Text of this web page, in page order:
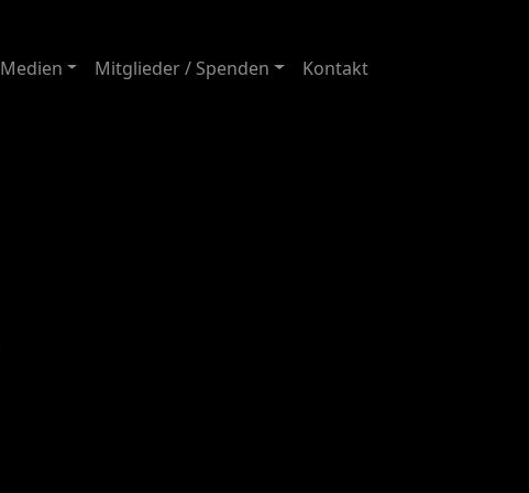
Medien Mitglieder / Spenden Kontakt